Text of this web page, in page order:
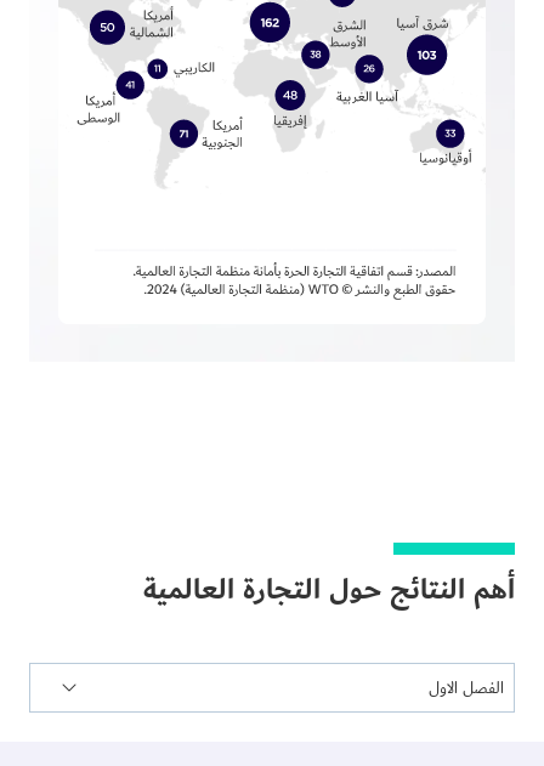
أهم النتائج حول التجارة العالمية